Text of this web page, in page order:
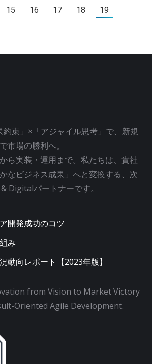
15 16 17 18 19
約束」×「アジャイル思考」で、新規
市場の勝利へ。
ら実装・運用まで。私たちは、貴社
なビジネス成果」へと変換する、次
Digitalパートナーです。
開発成功のコツ
み
動向レポート【2023年版】
from Vision to Market Victory
Oriented Agile Development.